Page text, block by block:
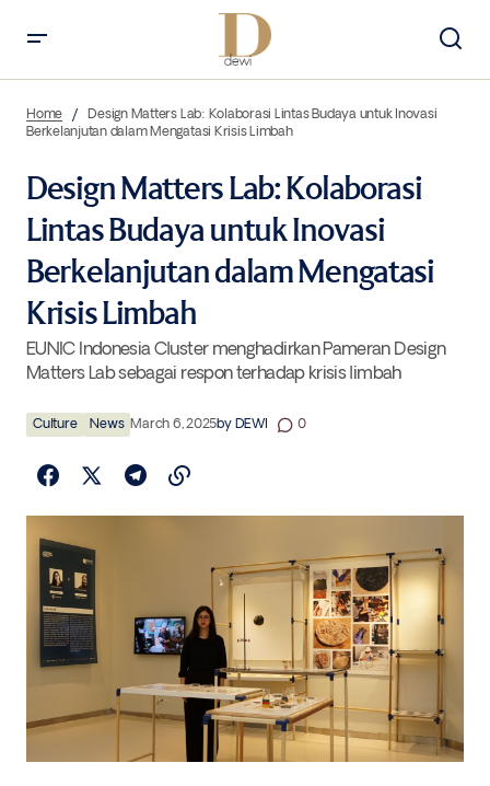
Berkelanjutan dalam Mengatasi Krisis Limbah
Home
Design Matters Lab: Kolaborasi Lintas Budaya untuk Inovasi
Berkelanjutan dalam Mengatasi Krisis Limbah
Design Matters Lab: Kolaborasi
Lintas Budaya untuk Inovasi
Berkelanjutan dalam Mengatasi
Krisis Limbah
EUNIC Indonesia Cluster menghadirkan Pameran Design
Matters Lab sebagai respon terhadap krisis limbah
Culture News March 6, 2025by DEWI 0